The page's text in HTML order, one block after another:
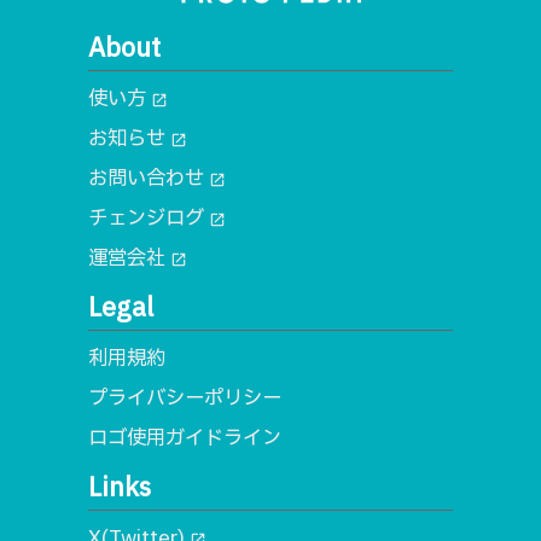
About
使い方 open_in_new
お知らせ open_in_new
お問い合わせ open_in_new
チェンジログ open_in_new
運営会社 open_in_new
Legal
利用規約
プライバシーポリシー
ロゴ使用ガイドライン
Links